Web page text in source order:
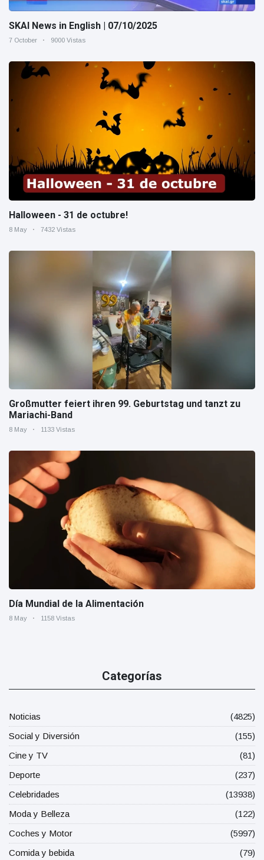
SKAI News in English | 07/10/2025
7 October 9000 Vistas
Halloween - 31 de octubre!
8 May 7432 Vistas
Großmutter feiert ihren 99. Geburtstag und tanzt zu
Mariachi-Band
8 May 1133 Vistas
Día Mundial de la Alimentación
8 May 1158 Vistas
Categorías
Noticias
(4825)
Social y Diversión
(155)
Cine y TV
(81)
Deporte
(237)
Celebridades
(13938)
Moda y Belleza
(122)
Coches y Motor
(5997)
Comida y bebida
(79)